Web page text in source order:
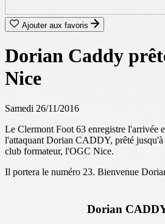
Ajouter aux favoris
Dorian Caddy
Nice
Samedi 26/11/2016
Le Clermont Foot 63 enregistre l'arrivée
l'attaquant Dorian CADDY, prêté jusqu'à
club formateur, l'OGC Nice.
Il portera le numéro 23. Bienvenue
Dorian